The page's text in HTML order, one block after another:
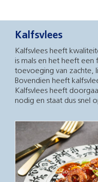
Kalfsvlees
Kalfsvlees heeft
is mals en het heeft een
toevoeging van zachte,
Bovendien heeft
Kalfsvlees heeft
nodig en staat dus snel